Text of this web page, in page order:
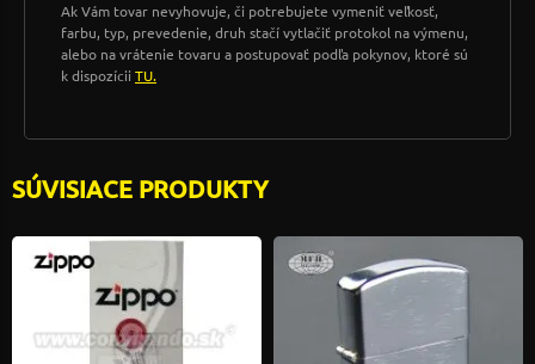
Ak Vám tovar nevyhovuje, či potrebujete vymeniť veľkosť,
farbu, typ, prevedenie, druh stačí vytlačiť protokol na výmenu,
alebo na vrátenie tovaru a postupovať podľa pokynov, ktoré sú
k dispozícii TU.
SÚVISIACE PRODUKTY